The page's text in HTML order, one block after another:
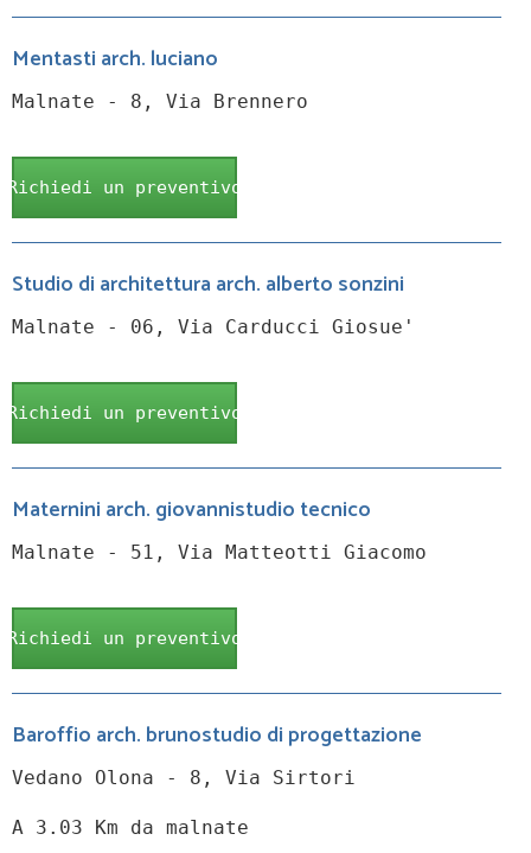
Mentasti arch. luciano
Malnate - 8, Via Brennero
Richiedi un preventivo
Studio di architettura arch. alberto sonzini
Malnate - 06, Via Carducci Giosue'
Richiedi un preventivo
Maternini arch. giovannistudio tecnico
Malnate - 51, Via Matteotti Giacomo
Richiedi un preventivo
Baroffio arch. brunostudio di progettazione
Vedano Olona - 8, Via Sirtori
A 3.03 Km da malnate